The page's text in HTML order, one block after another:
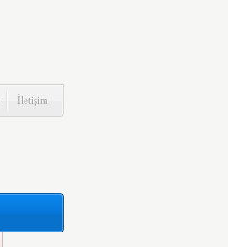
İletişim